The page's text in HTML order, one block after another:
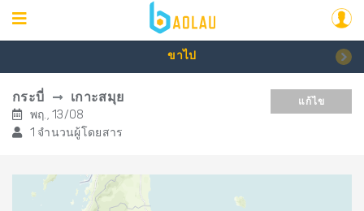
ขาไป
กระบี่ เกาะสมุย
พฤ., 13/08
1 จำนวนผู้โดยสาร
แก้ไข